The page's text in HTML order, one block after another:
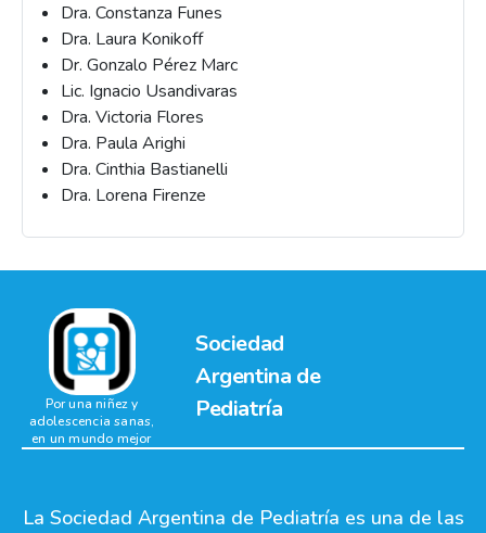
Dra. Constanza Funes
Dra. Laura Konikoff
Dr. Gonzalo Pérez Marc
Lic. Ignacio Usandivaras
Dra. Victoria Flores
Dra. Paula Arighi
Dra. Cinthia Bastianelli
Dra. Lorena Firenze
Sociedad
Argentina de
Pediatría
Por una niñez y
adolescencia sanas,
en un mundo mejor
La Sociedad Argentina de Pediatría es una de las